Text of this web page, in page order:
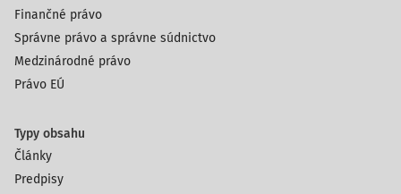
Finančné právo
Správne právo a správne súdnictvo
Medzinárodné právo
Právo EÚ
Typy obsahu
Články
Predpisy